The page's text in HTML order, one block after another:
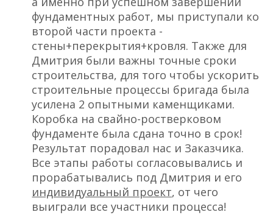
фундаментных работ, мы приступали ко
второй части проекта -
стены+перекрытия+кровля. Также для
Дмитрия были важны точные сроки
строительства, для того чтобы ускорить
строительные процессы бригада была
усилена 2 опытными каменщиками.
Коробка на свайно-ростверковом
фундаменте была сдана точно в срок!
Результат порадовал нас и Заказчика.
Все этапы работы согласовывались и
прорабатывались под Дмитрия и его
индивидуальный проект, от чего
выиграли все участники процесса!